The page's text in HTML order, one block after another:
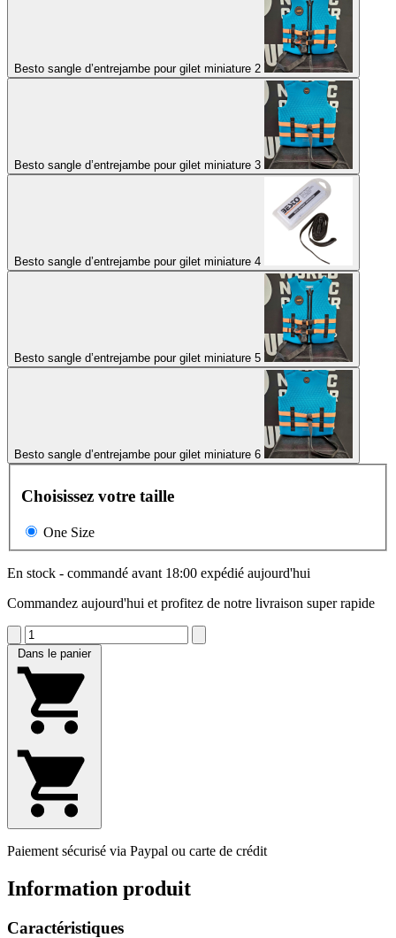
Besto sangle d’entrejambe pour gilet miniature 2
Besto sangle d’entrejambe pour gilet miniature 3
Besto sangle d’entrejambe pour gilet miniature 4
Besto sangle d’entrejambe pour gilet miniature 5
Besto sangle d’entrejambe pour gilet miniature 6
Choisissez votre taille
One Size
En stock - commandé avant 18:00 expédié aujourd'hui
Commandez aujourd'hui et profitez de notre livraison super rapide
Dans le panier
Paiement sécurisé via Paypal ou carte de crédit
Information produit
Caractéristiques